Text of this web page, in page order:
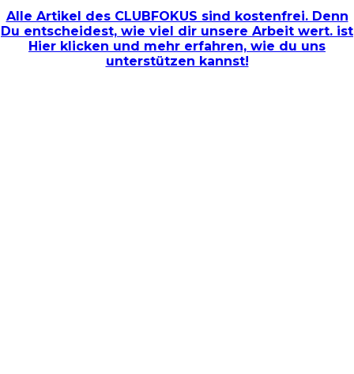
Alle Artikel des CLUBFOKUS sind kostenfrei. Denn
Du entscheidest, wie viel dir unsere Arbeit wert. ist
Hier klicken und mehr erfahren, wie du uns
unterstützen kannst!